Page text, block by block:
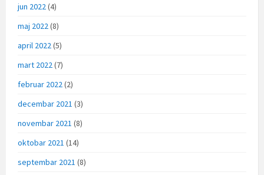
jun 2022(4)
maj 2022(8)
april 2022(5)
mart 2022(7)
februar 2022(2)
decembar 2021 (3)
novembar 2021 (8)
oktobar 2021 (14)
septembar 2021 (8)